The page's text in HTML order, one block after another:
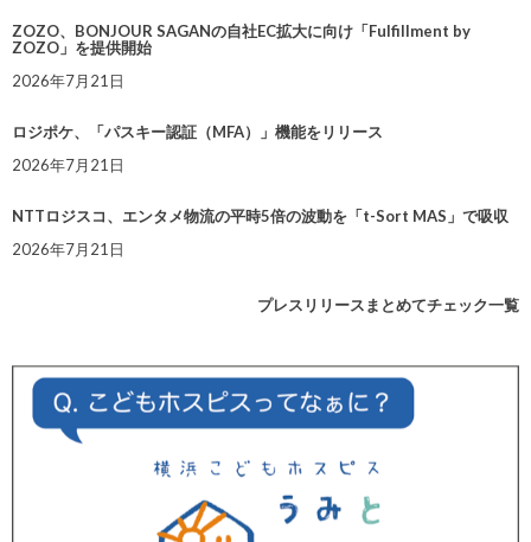
ZOZO、BONJOUR SAGANの自社EC拡大に向け「Fulfillment by
ZOZO」を提供開始
2026年7月21日
ロジポケ、「パスキー認証（MFA）」機能をリリース
2026年7月21日
NTTロジスコ、エンタメ物流の平時5倍の波動を「t-Sort MAS」で吸収
2026年7月21日
プレスリリースまとめてチェック一覧